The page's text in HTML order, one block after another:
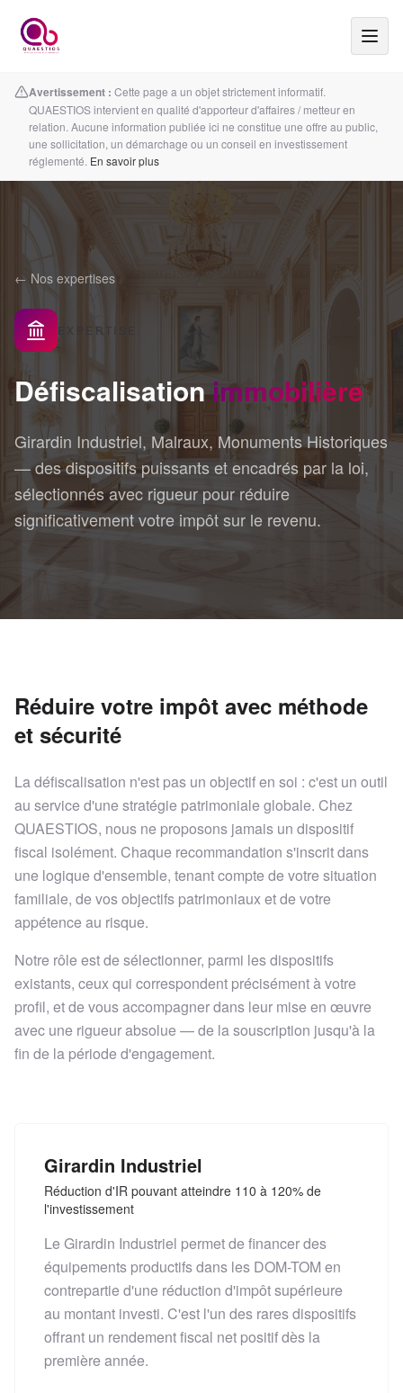
Avertissement : Cette page a un objet strictement informatif.
QUAESTIOS intervient en qualité d'apporteur d'affaires / metteur en
relation. Aucune information publiée ici ne constitue une offre au public,
une sollicitation, un démarchage ou un conseil en investissement
réglementé. En savoir plus
← Nos expertises
EXPERTISE
Défiscalisationimmobilière
Girardin Industriel, Malraux, Monuments Historiques
— des dispositifs puissants et encadrés par la loi,
sélectionnés avec rigueur pour réduire
significativement votre impôt sur le revenu.
Réduire votre impôt avec méthode
et sécurité
La défiscalisation n'est pas un objectif en soi : c'est un outil
au service d'une stratégie patrimoniale globale. Chez
QUAESTIOS, nous ne proposons jamais un dispositif
fiscal isolément. Chaque recommandation s'inscrit dans
une logique d'ensemble, tenant compte de votre situation
familiale, de vos objectifs patrimoniaux et de votre
appétence au risque.
Notre rôle est de sélectionner, parmi les dispositifs
existants, ceux qui correspondent précisément à votre
profil, et de vous accompagner dans leur mise en œuvre
avec une rigueur absolue — de la souscription jusqu'à la
fin de la période d'engagement.
Girardin Industriel
Réduction d'IR pouvant atteindre 110 à 120% de
l'investissement
Le Girardin Industriel permet de financer des
équipements productifs dans les DOM-TOM en
contrepartie d'une réduction d'impôt supérieure
au montant investi. C'est l'un des rares dispositifs
offrant un rendement fiscal net positif dès la
première année.